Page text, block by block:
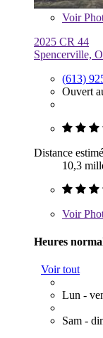
Voir
2025 CR 44
Spencerville,
(613)
Ouvert
Distance
10,3
Voir
Heures
Voir tout
Lun -
Sam -